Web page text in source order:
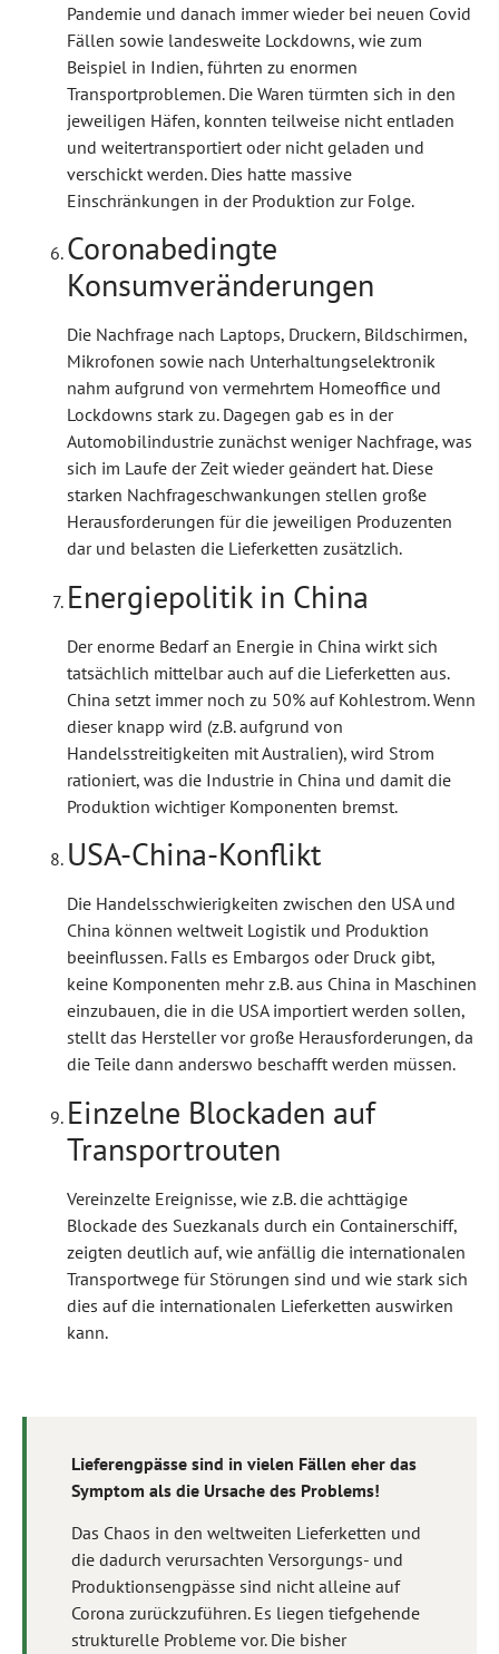
Pandemie und danach immer wieder bei neuen Covid
Fällen sowie landesweite Lockdowns, wie zum
Beispiel in Indien, führten zu enormen
Transportproblemen. Die Waren türmten sich in den
jeweiligen Häfen, konnten teilweise nicht entladen
und weitertransportiert oder nicht geladen und
verschickt werden. Dies hatte massive
Einschränkungen in der Produktion zur Folge.
Coronabedingte
Konsumveränderungen
Die Nachfrage nach Laptops, Druckern, Bildschirmen,
Mikrofonen sowie nach Unterhaltungselektronik
nahm aufgrund von vermehrtem Homeoffice und
Lockdowns stark zu. Dagegen gab es in der
Automobilindustrie zunächst weniger Nachfrage, was
sich im Laufe der Zeit wieder geändert hat. Diese
starken Nachfrageschwankungen stellen große
Herausforderungen für die jeweiligen Produzenten
dar und belasten die Lieferketten zusätzlich.
Energiepolitik in China
Der enorme Bedarf an Energie in China wirkt sich
tatsächlich mittelbar auch auf die Lieferketten aus.
China setzt immer noch zu 50% auf Kohlestrom. Wenn
dieser knapp wird (z.B. aufgrund von
Handelsstreitigkeiten mit Australien), wird Strom
rationiert, was die Industrie in China und damit die
Produktion wichtiger Komponenten bremst.
USA-China-Konflikt
Die Handelsschwierigkeiten zwischen den USA und
China können weltweit Logistik und Produktion
beeinflussen. Falls es Embargos oder Druck gibt,
keine Komponenten mehr z.B. aus China in Maschinen
einzubauen, die in die USA importiert werden sollen,
stellt das Hersteller vor große Herausforderungen, da
die Teile dann anderswo beschafft werden müssen.
Einzelne Blockaden auf
Transportrouten
Vereinzelte Ereignisse, wie z.B. die achttägige
Blockade des Suezkanals durch ein Containerschiff,
zeigten deutlich auf, wie anfällig die internationalen
Transportwege für Störungen sind und wie stark sich
dies auf die internationalen Lieferketten auswirken
kann.
Lieferengpässe sind in vielen Fällen eher das
Symptom als die Ursache des Problems!
Das Chaos in den weltweiten Lieferketten und
die dadurch verursachten Versorgungs- und
Produktionsengpässe sind nicht alleine auf
Corona zurückzuführen. Es liegen tiefgehende
strukturelle Probleme vor. Die bisher